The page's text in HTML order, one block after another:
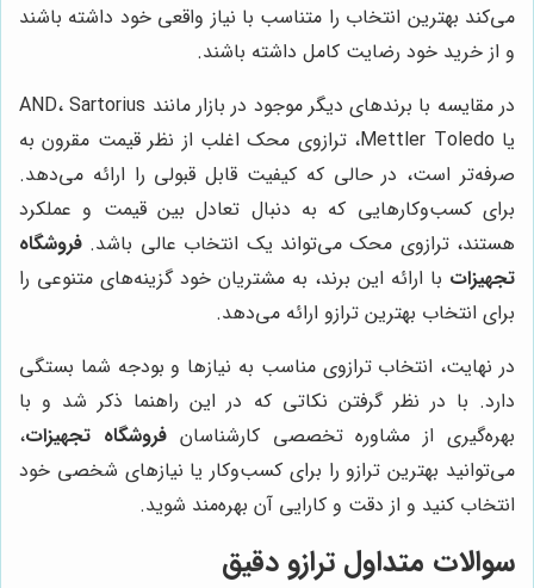
می‌کند بهترین انتخاب را متناسب با نیاز واقعی خود داشته باشند
و از خرید خود رضایت کامل داشته باشند.
در مقایسه با برندهای دیگر موجود در بازار مانند AND، Sartorius
یا Mettler Toledo، ترازوی محک اغلب از نظر قیمت مقرون به
صرفه‌تر است، در حالی که کیفیت قابل قبولی را ارائه می‌دهد.
برای کسب‌وکارهایی که به دنبال تعادل بین قیمت و عملکرد
هستند، ترازوی محک می‌تواند یک انتخاب عالی باشد. فروشگاه
تجهیزات با ارائه این برند، به مشتریان خود گزینه‌های متنوعی را
برای انتخاب بهترین ترازو ارائه می‌دهد.
در نهایت، انتخاب ترازوی مناسب به نیازها و بودجه شما بستگی
دارد. با در نظر گرفتن نکاتی که در این راهنما ذکر شد و با
بهره‌گیری از مشاوره تخصصی کارشناسانفروشگاه تجهیزات،
می‌توانید بهترین ترازو را برای کسب‌وکار یا نیازهای شخصی خود
انتخاب کنید و از دقت و کارایی آن بهره‌مند شوید.
سوالات متداول ترازو دقیق